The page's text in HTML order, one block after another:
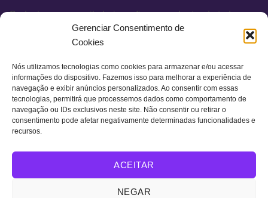
Gerenciar Consentimento de
Cookies
Nós utilizamos tecnologias como cookies para armazenar e/ou acessar
informações do dispositivo. Fazemos isso para melhorar a experiência de
navegação e exibir anúncios personalizados. Ao consentir com essas
tecnologias, permitirá que processemos dados como comportamento de
navegação ou IDs exclusivos neste site. Não consentir ou retirar o
consentimento pode afetar negativamente determinadas funcionalidades e
recursos.
ACEITAR
NEGAR
Cadastre seu e-mail abaixo e fique por dentro de todas as
novidades e promoções exclusivas.
Visa MasterCard
FAQ
CONTATO